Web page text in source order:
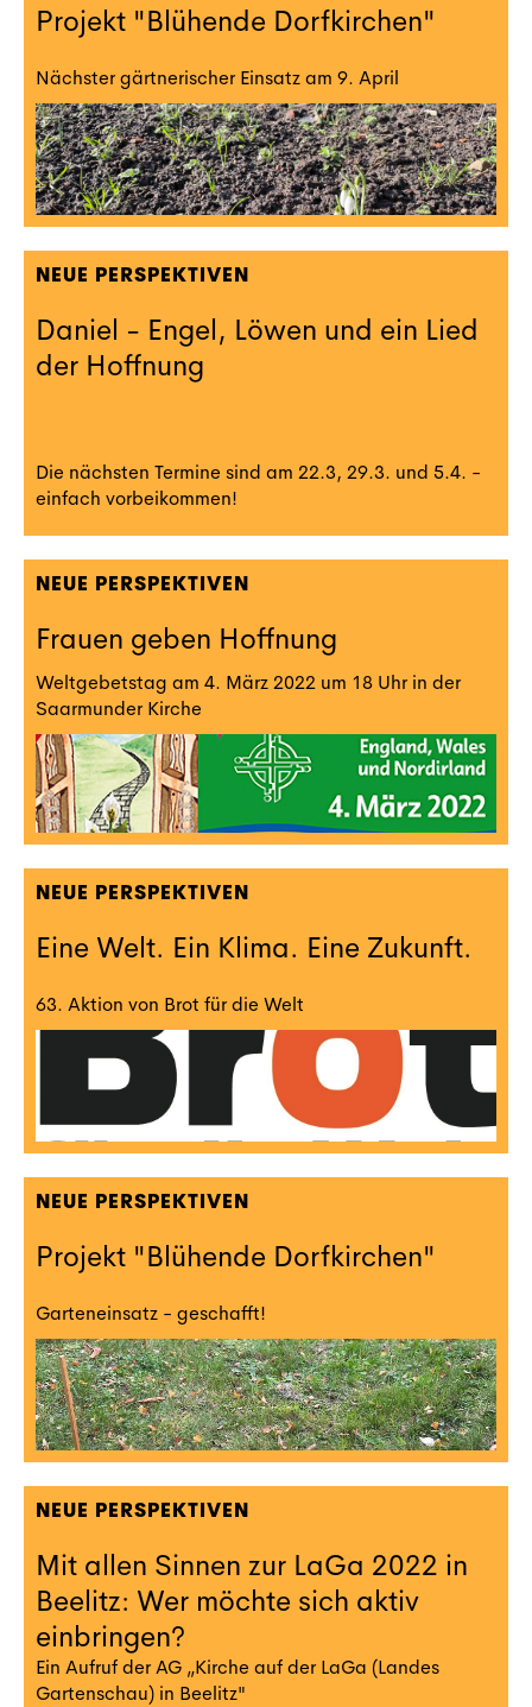
Projekt "Blühende Dorfkirchen"
Nächster gärtnerischer Einsatz am 9. April
NEUE PERSPEKTIVEN
Daniel - Engel, Löwen und ein Lied
der Hoffnung
Die nächsten Termine sind am 22.3, 29.3. und 5.4. -
einfach vorbeikommen!
NEUE PERSPEKTIVEN
Frauen geben Hoffnung
Weltgebetstag am 4. März 2022 um 18 Uhr in der
Saarmunder Kirche
NEUE PERSPEKTIVEN
Eine Welt. Ein Klima. Eine Zukunft.
63. Aktion von Brot für die Welt
NEUE PERSPEKTIVEN
Projekt "Blühende Dorfkirchen"
Garteneinsatz - geschafft!
NEUE PERSPEKTIVEN
Mit allen Sinnen zur LaGa 2022 in
Beelitz: Wer möchte sich aktiv
einbringen?
Ein Aufruf der AG „Kirche auf der LaGa (Landes
Gartenschau) in Beelitz"